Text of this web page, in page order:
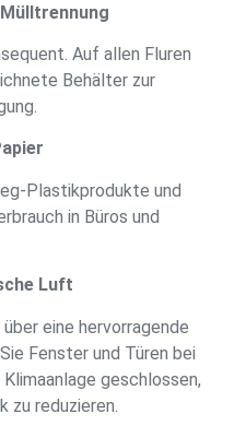
Auf allen Fluren
Behälter zur
Plastikprodukte und
in Büros und
Luft
eine hervorragende
Fenster und Türen bei
geschlossen,
zu reduzieren.